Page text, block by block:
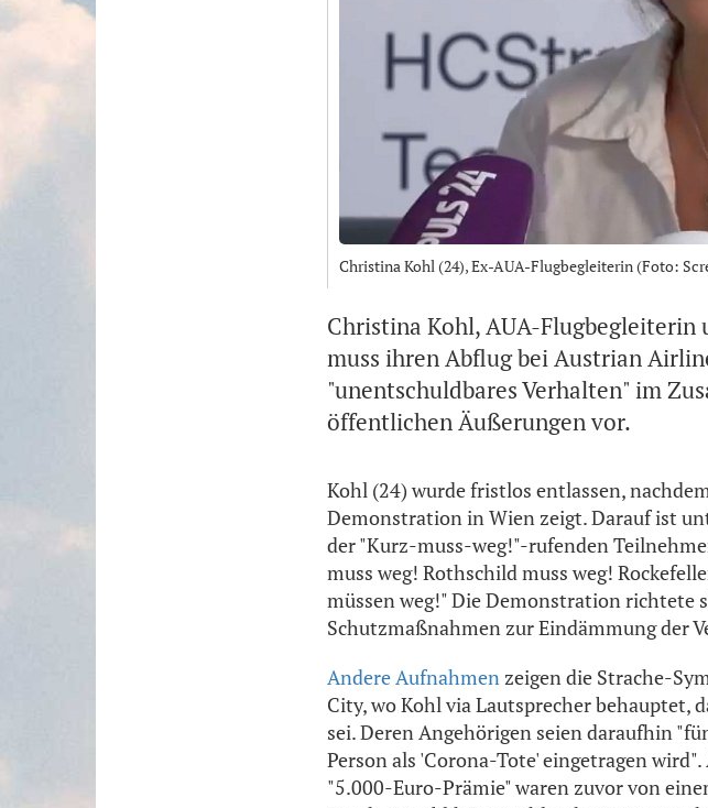
Christina Kohl (24), Ex-AUA-Flugbegleiterin (Foto:
Christina Kohl, AUA-Flugbegleiterin
muss ihren Abflug bei Austrian
"unentschuldbares Verhalten" im
öffentlichen Äußerungen vor.
Kohl (24) wurde fristlos entlassen,
Demonstration in Wien zeigt. Darauf ist
der "Kurz-muss-weg!"-rufenden
muss weg! Rothschild muss weg!
müssen weg!" Die Demonstration richtete
Schutzmaßnahmen zur Eindämmung der
Andere Aufnahmenzeigen die Strache-
City, wo Kohl via Lautsprecher behauptet,
sei. Deren Angehörigen seien daraufhin
Person als 'Corona-Tote' eingetragen
"5.000-Euro-Prämie" waren zuvor von